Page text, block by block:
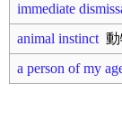
immediate
animal instinct
a person of my